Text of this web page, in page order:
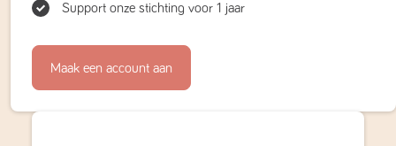
Support onze stichting voor 1 jaar
Maak een account aan